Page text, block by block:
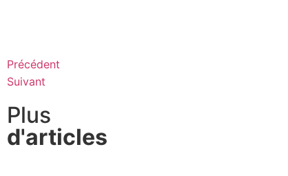
Précédent
Suivant
Plus
d'articles